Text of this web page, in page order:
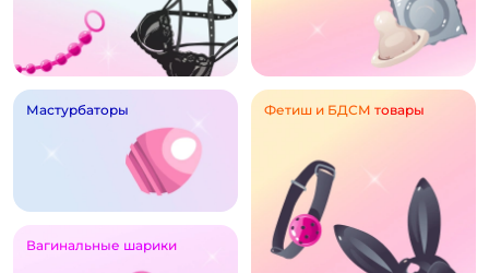
Мастурбаторы
Вагинальные шарики
Фетиш и БДСМ товары